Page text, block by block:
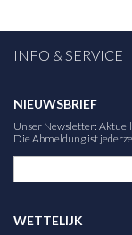
INFO & SERVICE
NIEUWSBRIEF
Unser Newsletter:
Die Abmeldung ist
WETTELIJK